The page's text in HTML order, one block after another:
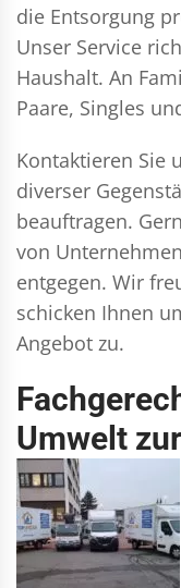
die Entsorgung
Unser Service
Haushalt. An
Paare, Singles
Kontaktieren Sie
diverser
beauftragen.
von
entgegen. Wir
schicken Ihnen
Angebot zu.
Umwelt